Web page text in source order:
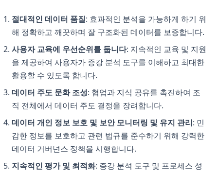
절대적인 데이터 품질: 효과적인 분석을 가능하게 하기 위
해 정확하고 깨끗하며 잘 구조화된 데이터를 보증합니다.
사용자 교육에 우선순위를 둡니다: 지속적인 교육 및 지원
을 제공하여 사용자가 증강 분석 도구를 이해하고 최대한
활용할 수 있도록 합니다.
데이터 주도 문화 조성: 협업과 지식 공유를 촉진하여 조
직 전체에서 데이터 주도 결정을 장려합니다.
데이터 개인 정보 보호 및 보안 모니터링 및 유지 관리: 민
감한 정보를 보호하고 관련 법규를 준수하기 위해 강력한
데이터 거버넌스 정책을 시행합니다.
지속적인 평가 및 최적화: 증강 분석 도구 및 프로세스 성